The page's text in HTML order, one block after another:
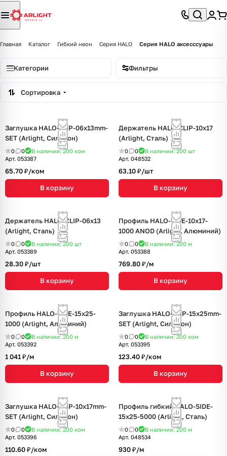
Главная Каталог Гибкий неон Серия HALO Серия HALO аксесссуары
Категории Фильтры
Сортировка
Заглушка HALO-CAP-06x13mm-
SET (Arlight, Силикон)
0 0 В наличии: 200 ком
Арт. 053387
65.70 ₽/ком
В корзину
Держатель HALO-CLIP-10x17
(Arlight, Сталь)
0 0 В наличии: 200 шт
Арт. 048532
63.10 ₽/шт
В корзину
Держатель HALO-CLIP-06x13
(Arlight, Сталь)
0 0 В наличии: 200 шт
Арт. 053389
28.30 ₽/шт
В корзину
Профиль HALO-SIDE-10x17-
1000 ANOD (Arlight, Алюминий)
0 0 В наличии: 200 м
Арт. 053388
769.80 ₽/м
В корзину
Профиль HALO-SIDE-15x25-
1000 (Arlight, Алюминий)
0 0 В наличии: 200 м
Арт. 053392
1 041 ₽/м
В корзину
Заглушка HALO-CAP-15x25mm-
SET (Arlight, Силикон)
0 0 В наличии: 200 ком
Арт. 053395
123.40 ₽/ком
В корзину
Заглушка HALO-CAP-10x17mm-
SET (Arlight, Силикон)
0 0 В наличии: 200 ком
Арт. 053396
110.60 ₽/ком
Профиль гибкий HALO-SIDE-
15x25-5000 (Arlight, Сталь)
0 0 В наличии: 200 м
Арт. 048534
930 ₽/м